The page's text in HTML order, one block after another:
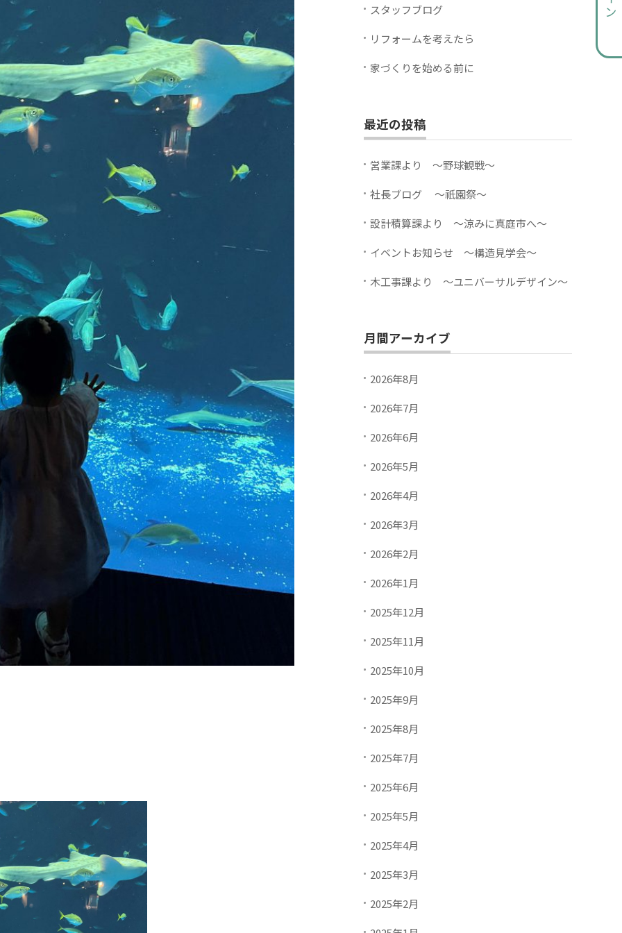
スタッフブログ
リフォームを考えたら
家づくりを始める前に
最近の投稿
営業課より ～野球観戦～
社長ブログ ～祇園祭～
設計積算課より ～涼みに真庭市へ～
イベントお知らせ ～構造見学会～
木工事課より ～ユニバーサルデザイン～
月間アーカイブ
2026年8月
2026年7月
2026年6月
2026年5月
2026年4月
2026年3月
2026年2月
2026年1月
2025年12月
2025年11月
2025年10月
2025年9月
2025年8月
2025年7月
2025年6月
2025年5月
2025年4月
2025年3月
2025年2月